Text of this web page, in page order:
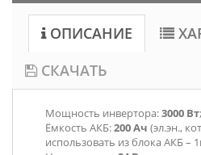
ОПИСАНИЕ
СКАЧАТЬ
Мощность инвертора:3000 Вт;
Ёмкость АКБ:200 Ач (эл.эн.,
использовать из блока АКБ –